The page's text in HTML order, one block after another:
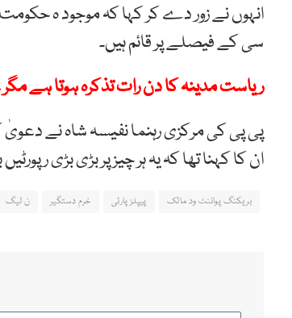
انہوں نے زور دے کر کہا کہ موجود ہ
سی کے فیصلے پر قائم ہیں۔
ریاست مدینہ کا دن رات تذکرہ ہوتا ہے
پی پی کی مرکزی رہنما نفیسہ شاہ نے دعویٰ
ان کا کہنا تھا کہ یہ ہر چیز پر بڑی بڑی
بریکنگ پوائنٹ ود مالک پیپلزپارٹی خرم دستگیر ن لیگ